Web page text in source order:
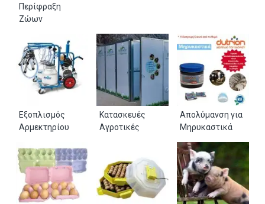
Περίφραξη
Ζώων
Εξοπλισμός
Αρμεκτηρίου
Κατασκευές
Αγροτικές
Απολύμανση για
Μηρυκαστικά